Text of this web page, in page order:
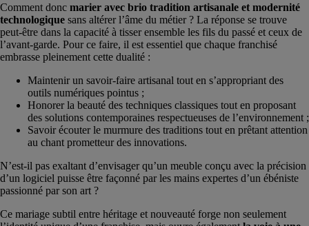
Comment donc marier avec brio tradition artisanale et modernité
technologique sans altérer l’âme du métier ? La réponse se trouve
peut-être dans la capacité à tisser ensemble les fils du passé et ceux de
l’avant-garde. Pour ce faire, il est essentiel que chaque franchisé
embrasse pleinement cette dualité :
Maintenir un savoir-faire artisanal tout en s’appropriant des
outils numériques pointus ;
Honorer la beauté des techniques classiques tout en proposant
des solutions contemporaines respectueuses de l’environnement ;
Savoir écouter le murmure des traditions tout en prêtant attention
au chant prometteur des innovations.
N’est-il pas exaltant d’envisager qu’un meuble conçu avec la précision
d’un logiciel puisse être façonné par les mains expertes d’un ébéniste
passionné par son art ?
Ce mariage subtil entre héritage et nouveauté forge non seulement